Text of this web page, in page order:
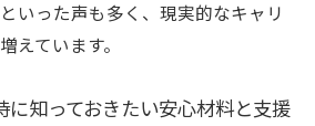
いった声も多く、現実的なキャリ
えています。
に知っておきたい安心材料と支援